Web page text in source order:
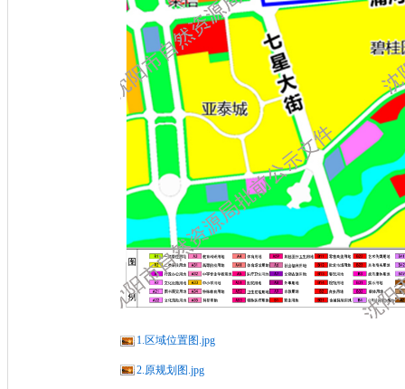
1.区域位置图.jpg
2.原规划图.jpg